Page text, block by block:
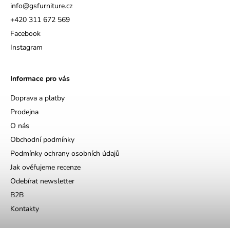
info@gsfurniture.cz
+420 311 672 569
Facebook
Instagram
Informace pro vás
Doprava a platby
Prodejna
O nás
Obchodní podmínky
Podmínky ochrany osobních údajů
Jak ověřujeme recenze
Odebírat newsletter
B2B
Kontakty